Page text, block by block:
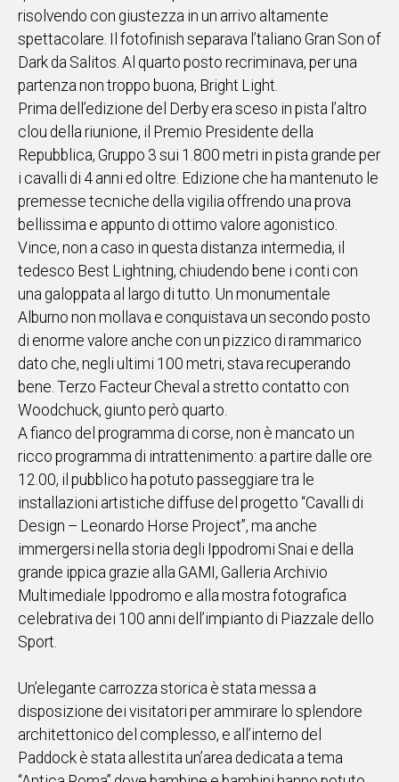
risolvendo con giustezza in un arrivo altamente
spettacolare. Il fotofinish separava l’taliano Gran Son of
Dark da Salitos. Al quarto posto recriminava, per una
partenza non troppo buona, Bright Light.
Prima dell’edizione del Derby era sceso in pista l’altro
clou della riunione, il Premio Presidente della
Repubblica, Gruppo 3 sui 1.800 metri in pista grande per
i cavalli di 4 anni ed oltre. Edizione che ha mantenuto le
premesse tecniche della vigilia offrendo una prova
bellissima e appunto di ottimo valore agonistico.
Vince, non a caso in questa distanza intermedia, il
tedesco Best Lightning, chiudendo bene i conti con
una galoppata al largo di tutto. Un monumentale
Alburno non mollava e conquistava un secondo posto
di enorme valore anche con un pizzico di rammarico
dato che, negli ultimi 100 metri, stava recuperando
bene. Terzo Facteur Cheval a stretto contatto con
Woodchuck, giunto però quarto.
A fianco del programma di corse, non è mancato un
ricco programma di intrattenimento: a partire dalle ore
12.00, il pubblico ha potuto passeggiare tra le
installazioni artistiche diffuse del progetto “Cavalli di
Design – Leonardo Horse Project”, ma anche
immergersi nella storia degli Ippodromi Snai e della
grande ippica grazie alla GAMI, Galleria Archivio
Multimediale Ippodromo e alla mostra fotografica
celebrativa dei 100 anni dell’impianto di Piazzale dello
Sport.
Un’elegante carrozza storica è stata messa a
disposizione dei visitatori per ammirare lo splendore
architettonico del complesso, e all’interno del
Paddock è stata allestita un’area dedicata a tema